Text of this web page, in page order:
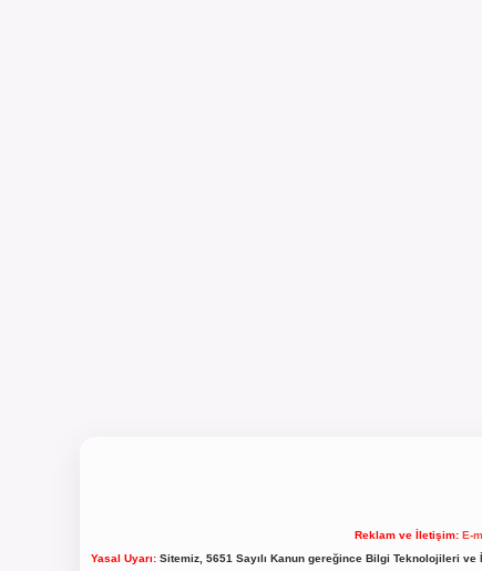
Reklam ve İletişim: E-
Yasal Uyarı:Sitemiz, 5651 Sayılı Kanun gereğince Bilgi Teknolojileri